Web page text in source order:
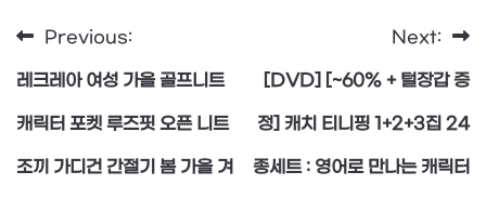
글
탐
색
Previous:
레크레아 여성 가을 골프니트
캐릭터 포켓 루즈핏 오픈 니트
조끼 가디건 간절기 봄 가을 겨
Next:
[DVD] [~60% + 털장갑 증
정] 캐치 티니핑 1+2+3집 24
종세트 : 영어로 만나는 캐릭터